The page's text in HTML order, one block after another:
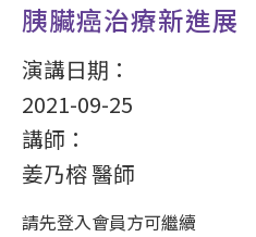
胰臟癌治療新進展
演講日期：
2021-09-25
講師：
姜乃榕 醫師
請先登入會員方可繼續